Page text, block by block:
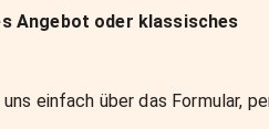
Angebot oder klassisches
einfach über das Formular,